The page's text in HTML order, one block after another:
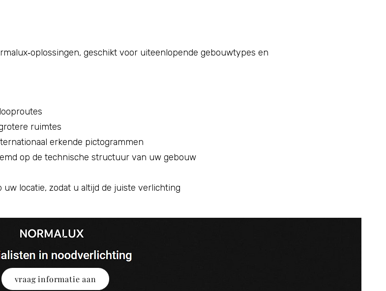
geschikt voor uiteenlopende gebouwtypes en
ruimtes
erkende pictogrammen
op de technische structuur van uw gebouw
locatie, zodat u altijd de juiste verlichting
vraag informatie aan